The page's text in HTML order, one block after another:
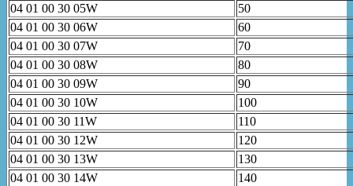
04 01 00 30 05W
50
04 01 00 30 06W
60
04 01 00 30 07W
70
04 01 00 30 08W
80
04 01 00 30 09W
90
04 01 00 30 10W
100
04 01 00 30 11W
110
04 01 00 30 12W
120
04 01 00 30 13W
130
04 01 00 30 14W
140